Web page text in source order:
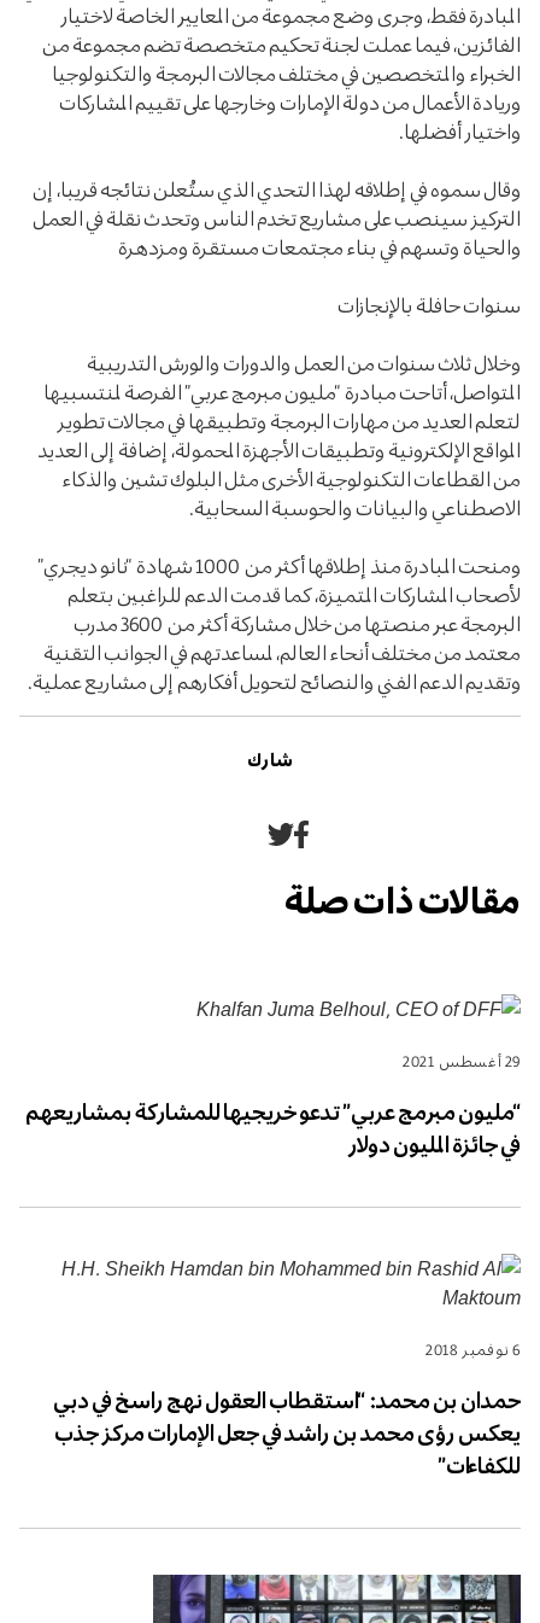
المبادرة فقط، وجرى وضع مجموعة من المعايير الخاصة لاختيار
الفائزين، فيما عملت لجنة تحكيم متخصصة تضم مجموعة من
الخبراء والمتخصصين في مختلف مجالات البرمجة والتكنولوجيا
وريادة الأعمال من دولة الإمارات وخارجها على تقييم المشاركات
واختيار أفضلها.
وقال سموه في إطلاقه لهذا التحدي الذي ستُعلن نتائجه قريبا، إن
التركيز سينصب على مشاريع تخدم الناس وتحدث نقلة في العمل
والحياة وتسهم في بناء مجتمعات مستقرة ومزدهرة
سنوات حافلة بالإنجازات
وخلال ثلاث سنوات من العمل والدورات والورش التدريبية
المتواصل، أتاحت مبادرة “مليون مبرمج عربي” الفرصة لمنتسبيها
لتعلم العديد من مهارات البرمجة وتطبيقها في مجالات تطوير
المواقع الإلكترونية وتطبيقات الأجهزة المحمولة، إضافة إلى العديد
من القطاعات التكنولوجية الأخرى مثل البلوك تشين والذكاء
الاصطناعي والبيانات والحوسبة السحابية.
ومنحت المبادرة منذ إطلاقها أكثر من 1000 شهادة “نانو ديجري”
لأصحاب المشاركات المتميزة، كما قدمت الدعم للراغبين بتعلم
البرمجة عبر منصتها من خلال مشاركة أكثر من 3600 مدرب
معتمد من مختلف أنحاء العالم، لمساعدتهم في الجوانب التقنية
وتقديم الدعم الفني والنصائح لتحويل أفكارهم إلى مشاريع عملية.
شارك
مشاركة
فيسبوك
مشاركة
تويترمقالات ذات صلة
29 أغسطس 2021
“مليون مبرمج عربي” تدعو خريجيها للمشاركة بمشاريعهم
في جائزة المليون دولار
6 نوفمبر 2018
حمدان بن محمد: “استقطاب العقول نهج راسخ في دبي
يعكس رؤى محمد بن راشد في جعل الإمارات مركز جذب
للكفاءات”